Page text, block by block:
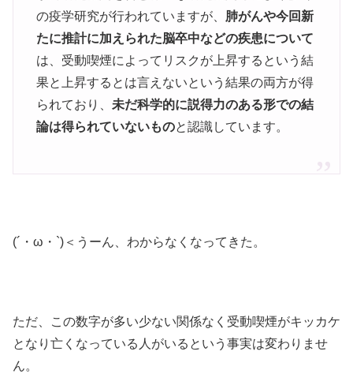
の疫学研究が行われていますが、 肺がんや今回新
たに推計に加えられた脳卒中などの疾患について
は、受動喫煙によってリスクが上昇するという結
果と上昇するとは言えないという結果の両方が得
られており、 未だ科学的に説得力のある形での結
論は得られていないものと認識しています。
(´・ω・`)＜うーん、わからなくなってきた。
ただ、この数字が多い少ない関係なく受動喫煙がキッカケ
となり亡くなっている人がいるという事実は変わりませ
ん。